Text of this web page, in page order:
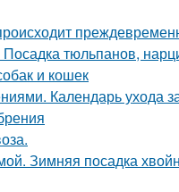
тюльпанов,
и кошек
Календарь ухода
Зимняя посадка